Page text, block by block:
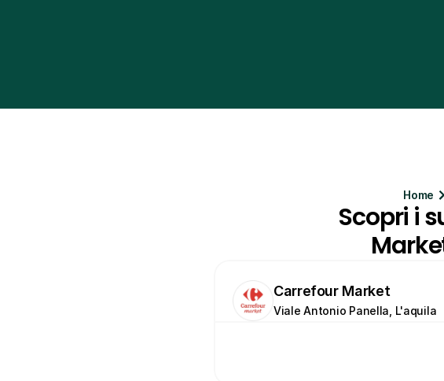
Home
Scopri i
Carrefour Market
Viale Antonio Panella, L'aquila